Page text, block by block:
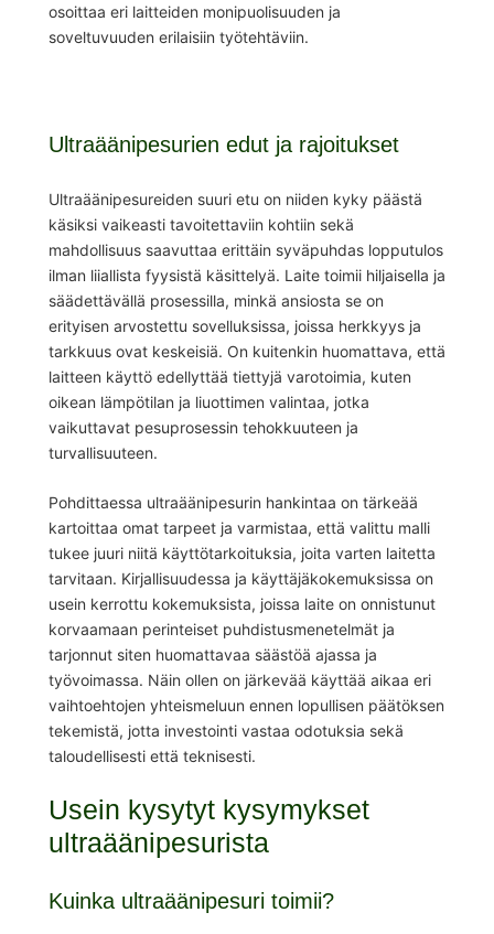
osoittaa eri laitteiden monipuolisuuden ja
soveltuvuuden erilaisiin työtehtäviin.
Ultraäänipesurien edut ja rajoitukset
Ultraäänipesureiden suuri etu on niiden kyky päästä
käsiksi vaikeasti tavoitettaviin kohtiin sekä
mahdollisuus saavuttaa erittäin syväpuhdas lopputulos
ilman liiallista fyysistä käsittelyä. Laite toimii hiljaisella ja
säädettävällä prosessilla, minkä ansiosta se on
erityisen arvostettu sovelluksissa, joissa herkkyys ja
tarkkuus ovat keskeisiä. On kuitenkin huomattava, että
laitteen käyttö edellyttää tiettyjä varotoimia, kuten
oikean lämpötilan ja liuottimen valintaa, jotka
vaikuttavat pesuprosessin tehokkuuteen ja
turvallisuuteen.
Pohdittaessa ultraäänipesurin hankintaa on tärkeää
kartoittaa omat tarpeet ja varmistaa, että valittu malli
tukee juuri niitä käyttötarkoituksia, joita varten laitetta
tarvitaan. Kirjallisuudessa ja käyttäjäkokemuksissa on
usein kerrottu kokemuksista, joissa laite on onnistunut
korvaamaan perinteiset puhdistusmenetelmät ja
tarjonnut siten huomattavaa säästöä ajassa ja
työvoimassa. Näin ollen on järkevää käyttää aikaa eri
vaihtoehtojen yhteismeluun ennen lopullisen päätöksen
tekemistä, jotta investointi vastaa odotuksia sekä
taloudellisesti että teknisesti.
Usein kysytyt kysymykset
ultraäänipesurista
Kuinka ultraäänipesuri toimii?